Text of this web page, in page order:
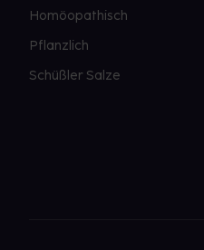
Homöopathisch
Pflanzlich
Schüßler Salze